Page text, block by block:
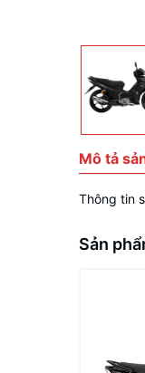
Mô tả
Thông tin
Sản